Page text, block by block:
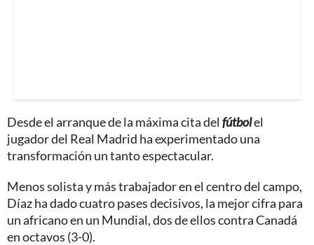
Desde el arranque de la máxima cita del fútbolel
jugador del Real Madrid ha experimentado una
transformación un tanto espectacular.
Menos solista y más trabajador en el centro del campo,
Díaz ha dado cuatro pases decisivos, la mejor cifra para
un africano en un Mundial, dos de ellos contra Canadá
en octavos (3-0).